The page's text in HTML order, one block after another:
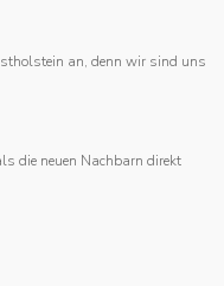
an, denn wir sind uns
die neuen Nachbarn direkt